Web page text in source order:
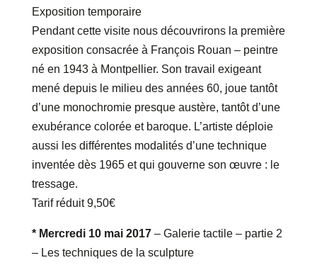
Exposition temporaire
Pendant cette visite nous découvrirons la première
exposition consacrée à François Rouan – peintre
né en 1943 à Montpellier. Son travail exigeant
mené depuis le milieu des années 60, joue tantôt
d’une monochromie presque austère, tantôt d’une
exubérance colorée et baroque. L’artiste déploie
aussi les différentes modalités d’une technique
inventée dès 1965 et qui gouverne son œuvre : le
tressage.
Tarif réduit 9,50€
* Mercredi 10 mai 2017– Galerie tactile – partie 2
– Les techniques de la sculpture